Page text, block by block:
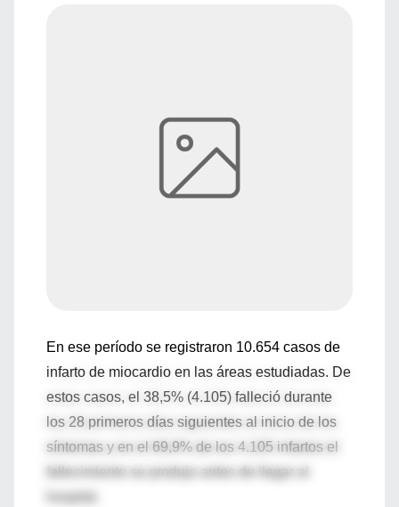
En ese período se registraron 10.654 casos de
infarto de miocardio en las áreas estudiadas. De
estos casos, el 38,5% (4.105) falleció durante
los 28 primeros días siguientes al inicio de los
síntomas y en el 69,9% de los 4.105 infartos el
fallecimiento se produjo antes de llegar al